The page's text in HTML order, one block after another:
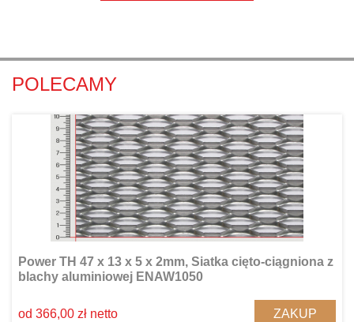
POLECAMY
Power TH 47 x 13 x 5 x 2mm, Siatka cięto-ciągniona z
blachy aluminiowej ENAW1050
od 366,00 zł netto ZAKUP